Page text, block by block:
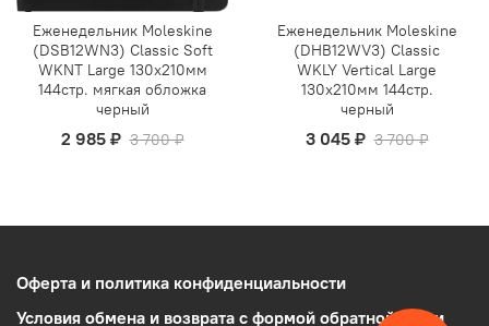
Еженедельник Moleskine
(DSB12WN3) Classic Soft
WKNT Large 130х210мм
144стр. мягкая обложка
черный
2 985 ₽ 3 700 ₽
Еженедельник Moleskine
(DHB12WV3) Classic
WKLY Vertical Large
130х210мм 144стр.
черный
3 045 ₽ 3 700 ₽
Оферта и политика конфиденциальности
Условия обмена и возврата с формой обратной связи